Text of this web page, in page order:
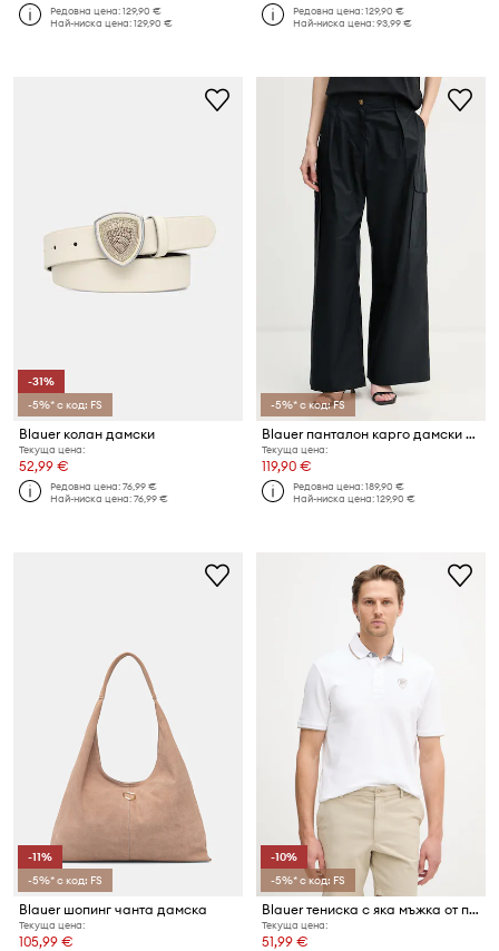
Редовна цена:129,90 €
Най-ниска цена:129,90 €
Редовна цена:129,90 €
Най-ниска цена:93,99 €
-31%
-5%* с код: FS
Blauer колан дамски
Текуща цена:
52,99 €
Редовна цена:76,99 €
Най-ниска цена:76,99 €
-5%* с код: FS
Blauer панталон карго дамски от памук CARYLL
Текуща цена:
119,90 €
Редовна цена:189,90 €
Най-ниска цена:129,90 €
-11%
-5%* с код: FS
Blauer шопинг чанта дамска
Текуща цена:
105,99 €
-10%
-5%* с код: FS
Blauer тениска с яка мъжка от памук DAMON
Текуща цена:
51,99 €